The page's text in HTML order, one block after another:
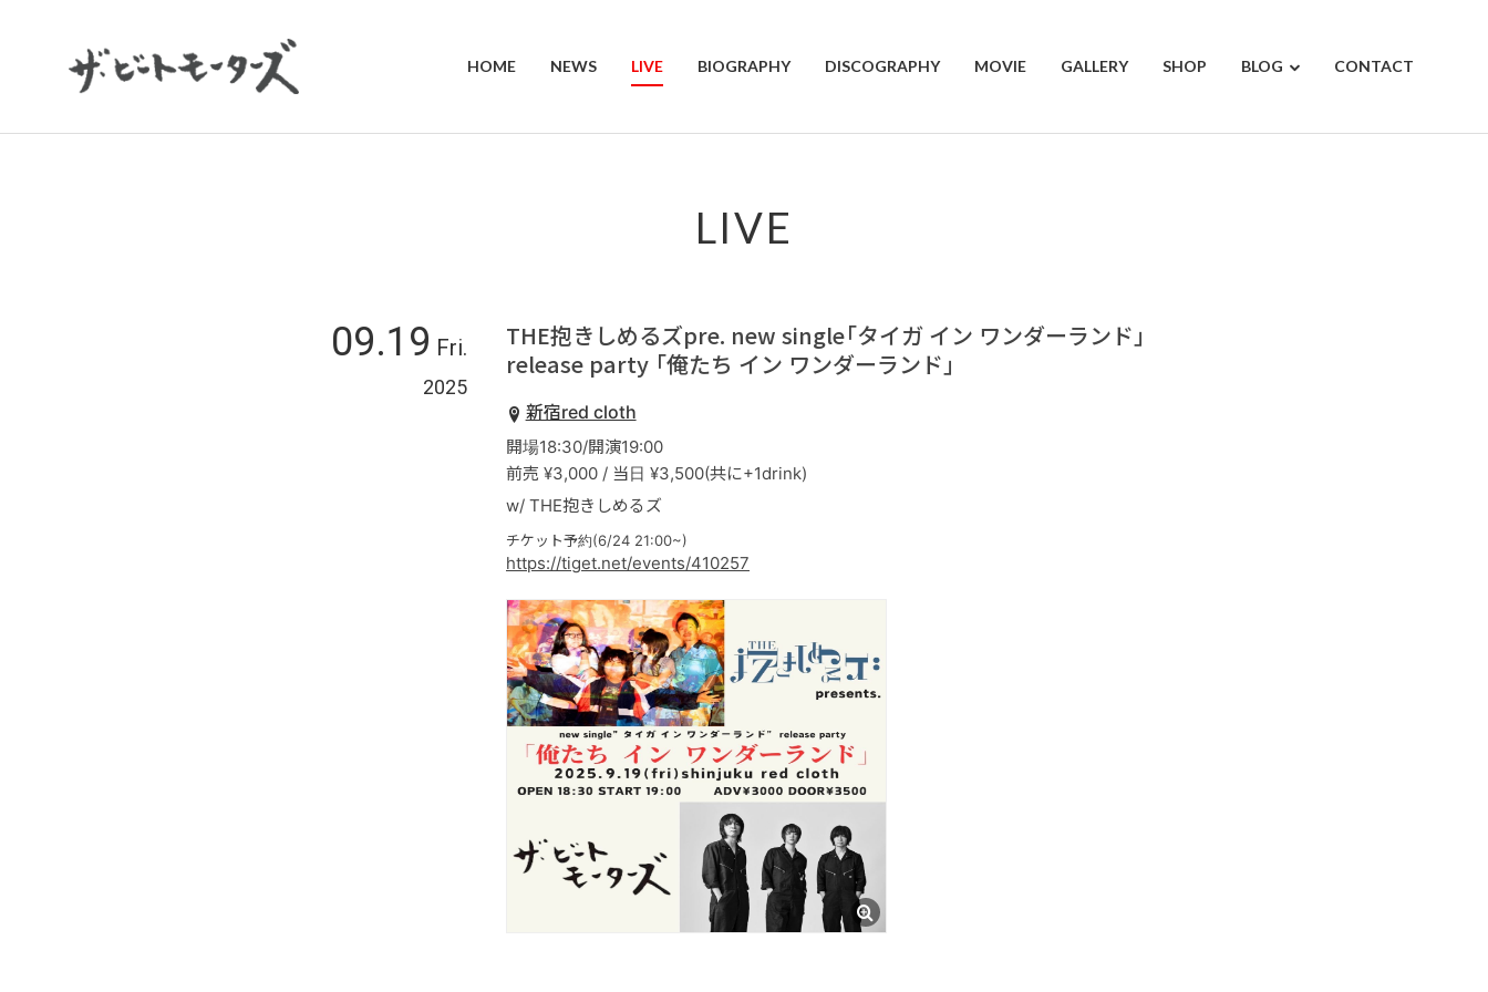
HOME NEWS LIVE BIOGRAPHY DISCOGRAPHY MOVIE GALLERY SHOP BLOG CONTACT
LIVE
09.19 Fri.
2025
THE抱きしめるズpre. new single「タイガ イン ワンダーランド」
release party 「俺たち イン ワンダーランド」
新宿red cloth
開場18:30/開演19:00
前売 ¥3,000 / 当日 ¥3,500(共に+1drink)
w/ THE抱きしめるズ
チケット予約(6/24 21:00~)
https://tiget.net/events/410257